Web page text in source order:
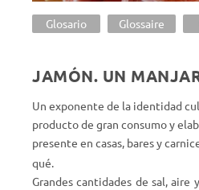
Glosario Glossaire
JAMÓN. UN
Un exponente de la identidad
producto de gran consumo y
presente en casas, baresy
qué.
Grandes cantidades de sal,